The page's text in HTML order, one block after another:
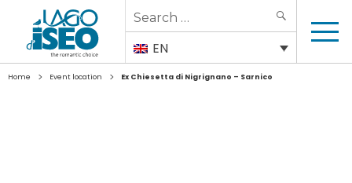
Search
for:
EN
Home > Event location > Ex Chiesetta di Nigrignano – Sarnico